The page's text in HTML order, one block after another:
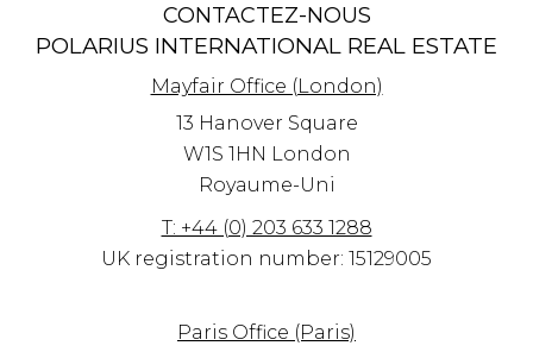
CONTACTEZ-NOUS
POLARIUS INTERNATIONAL REAL ESTATE
Mayfair Office (London)
13 Hanover Square
W1S 1HN London
Royaume-Uni
T: +44 (0) 203 633 1288
UK registration number: 15129005
Paris Office (Paris)